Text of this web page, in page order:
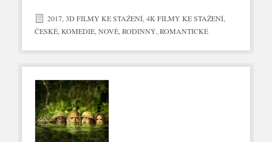
2017,3D FILMY KE STAŽENÍ,4K FILMY KE STAŽENÍ,
ČESKÉ,KOMEDIE,NOVÉ,RODINNÝ,ROMANTICKÉ